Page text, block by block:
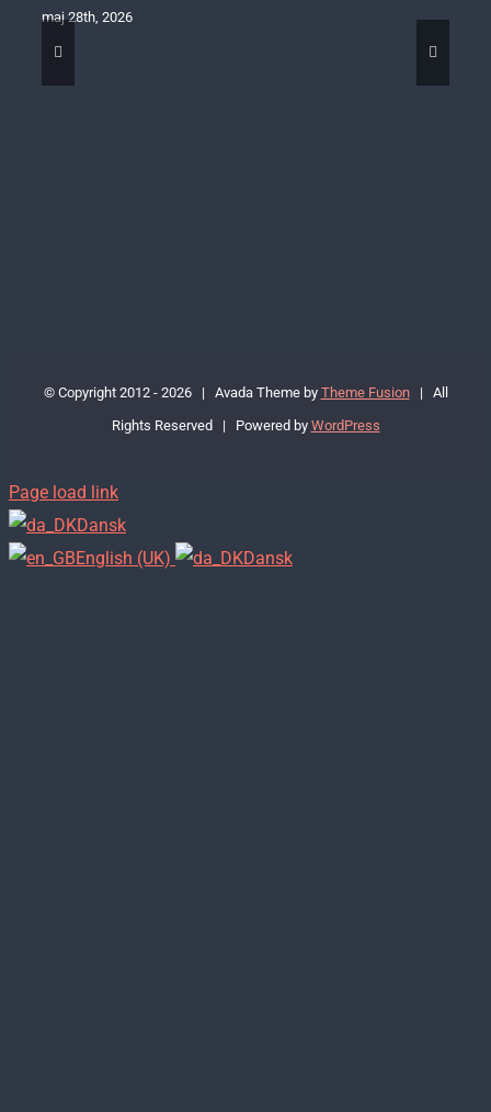
maj 28th, 2026
© Copyright 2012 - 2026 | Avada Theme by Theme Fusion| All
Rights Reserved | Powered by WordPress
Page load link
Dansk
English (UK)
Dansk